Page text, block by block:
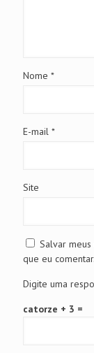
Nome *
E-mail *
Site
Salvar
que eu comentar.
Digite uma
catorze + 3 =